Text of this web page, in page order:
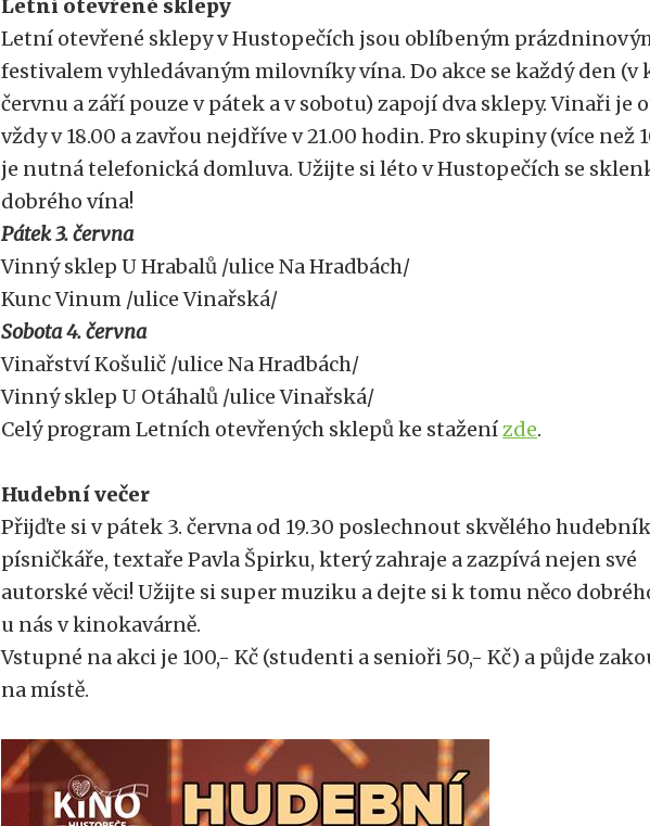
Letní otevřené sklepy
Letní otevřené sklepy v Hustopečích jsou oblíbeným
festivalem vyhledávaným milovníky vína. Do akce se každý den (v
červnu a září pouze v pátek a v sobotu) zapojí dva sklepy. Vinaři je
vždy v 18.00 a zavřou nejdříve v 21.00 hodin. Pro skupiny (více než
je nutná telefonická domluva. Užijte si léto v Hustopečích se
dobrého vína!
Pátek 3. června
Vinný sklep U Hrabalů /ulice Na Hradbách/
Kunc Vinum /ulice Vinařská/
Sobota 4. června
Vinařství Košulič /ulice Na Hradbách/
Vinný sklep U Otáhalů /ulice Vinařská/
Celý program Letních otevřených sklepů ke staženízde.
Hudební večer
Přijďte si v pátek 3. června od 19.30 poslechnout skvělého
písničkáře, textaře Pavla Špirku, který zahraje a zazpívá nejen své
autorské věci! Užijte si super muziku a dejte si k tomu něco
u nás v kinokavárně.
Vstupné na akci je 100,- Kč (studenti a senioři 50,- Kč) a půjde
na místě.